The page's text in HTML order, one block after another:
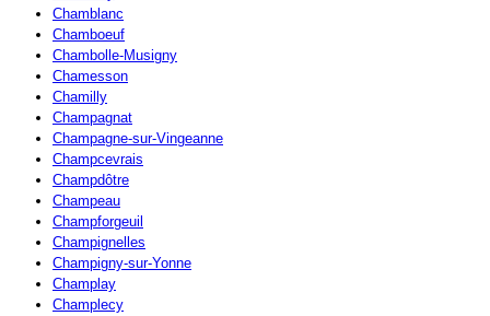
Chamblanc
Chamboeuf
Chambolle-Musigny
Chamesson
Chamilly
Champagnat
Champagne-sur-Vingeanne
Champcevrais
Champdôtre
Champeau
Champforgeuil
Champignelles
Champigny-sur-Yonne
Champlay
Champlecy